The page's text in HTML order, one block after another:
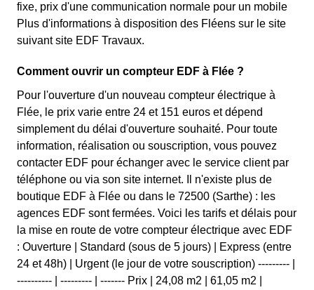
fixe, prix d'une communication normale pour un mobile
Plus d'informations à disposition des Fléens sur le site
suivant site EDF Travaux.
Comment ouvrir un compteur EDF à Flée ?
Pour l'ouverture d'un nouveau compteur électrique à
Flée, le prix varie entre 24 et 151 euros et dépend
simplement du délai d'ouverture souhaité. Pour toute
information, réalisation ou souscription, vous pouvez
contacter EDF pour échanger avec le service client par
téléphone ou via son site internet. Il n'existe plus de
boutique EDF à Flée ou dans le 72500 (Sarthe) : les
agences EDF sont fermées. Voici les tarifs et délais pour
la mise en route de votre compteur électrique avec EDF
: Ouverture | Standard (sous de 5 jours) | Express (entre
24 et 48h) | Urgent (le jour de votre souscription) --------- |
---------- | --------- | ------- Prix | 24,08 m2 | 61,05 m2 |